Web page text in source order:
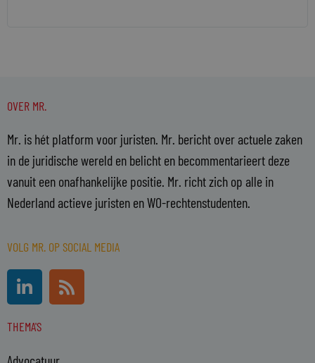
OVER MR.
Mr. is hét platform voor juristen. Mr. bericht over actuele zaken
in de juridische wereld en belicht en becommentarieert deze
vanuit een onafhankelijke positie. Mr. richt zich op alle in
Nederland actieve juristen en WO-rechtenstudenten.
VOLG MR. OP SOCIAL MEDIA
L
i
n
k
R
s
s
THEMA'S